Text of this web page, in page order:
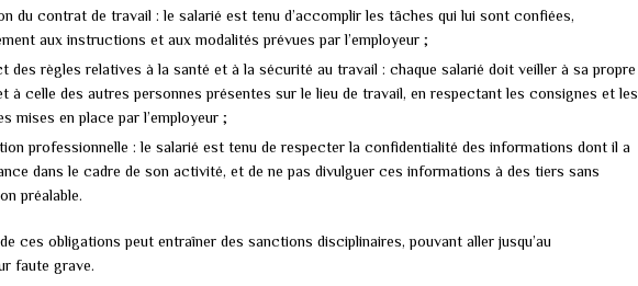
du contrat de travail : le salarié est tenu d’accomplir les tâches qui lui sont confiées,
aux instructions et aux modalités prévues par l’employeur ;
des règles relatives à la santé et à la sécurité au travail : chaque salarié doit veiller à sa propre
à celle des autres personnes présentes sur le lieu de travail, en respectant les consignes et les
mises en place par l’employeur ;
professionnelle : le salarié est tenu de respecter la confidentialité des informations dont il a
dans le cadre de son activité, et de ne pas divulguer ces informations à des tiers sans
préalable.
ces obligations peut entraîner des sanctions disciplinaires, pouvant aller jusqu’au
faute grave.